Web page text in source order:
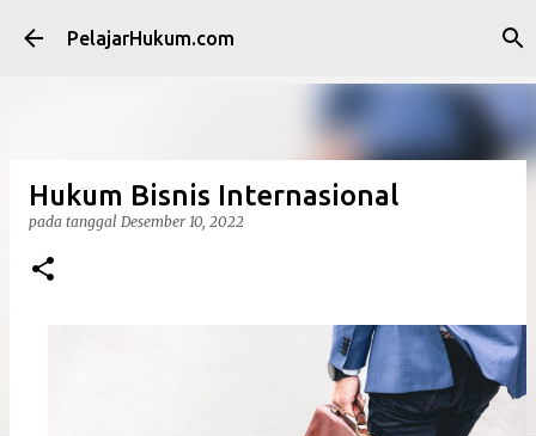
PelajarHukum.com
Hukum Bisnis Internasional
pada tanggal Desember 10, 2022